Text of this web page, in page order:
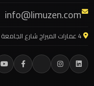
ليموزين مدينة نصر
ليموزين مايو
ليموزين لوكسور
العرب
ليموزين
برج
info@limuzen.com
4 عمارات الميراج شارع الجامعة زهراء مدينة نصر القاهرة مصر